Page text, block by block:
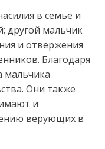
в семье и
другой мальчик
и отвержения
Благодаря
мальчика
Они также
и
верующих в